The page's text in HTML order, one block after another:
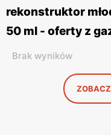
rekonstruktor
50 ml - oferty z
Brak wyników